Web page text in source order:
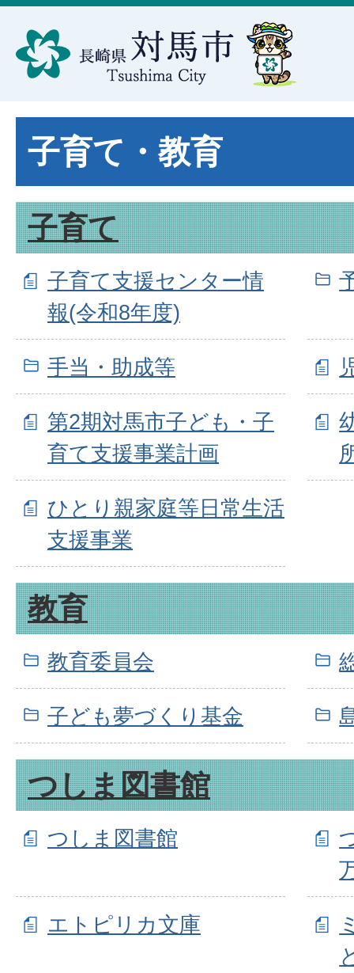
子育て・教育
子育て
子育て支援センター情
報(令和8年度)
手当・助成等
第2期対馬市子ども・子
育て支援事業計画
ひとり親家庭等日常生活
支援事業
教育
教育委員会
子ども夢づくり基金
つしま図書館
つしま図書館
エトピリカ文庫